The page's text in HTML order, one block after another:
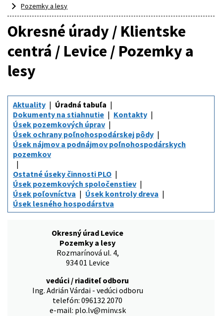
Pozemky a lesy
Okresné úrady / Klientske
centrá / Levice / Pozemky a
lesy
Aktuality
Úradná tabuľa
Dokumenty na stiahnutie
Kontakty
Úsek pozemkových úprav
Úsek ochrany poľnohospodárskej pôdy
Úsek nájmov a podnájmov poľnohospodárskych
pozemkov
Ostatné úseky činnosti PLO
Úsek pozemkových spoločenstiev
Úsek poľovníctva
Úsek kontroly dreva
Úsek lesného hospodárstva
Okresný úrad Levice
Pozemky a lesy
Rozmarínová ul. 4,
934 01 Levice
vedúci / riaditeľ odboru
Ing. Adrián Várdai - vedúci odboru
telefón: 096132 2070
e-mail: plo.lv@minv.sk